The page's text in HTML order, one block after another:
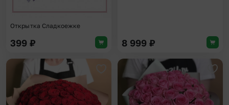
Открытка Сладкоежке
399 ₽ 8 999 ₽
Добавить в избранное